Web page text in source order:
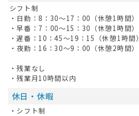
シフト制
・日勤：8：30～17：00（休憩1時間）
・早番：7：00～15：30（休憩1時間）
・遅番：10：45～19：15（休憩1時間）
・夜勤：16：30～9：00（休憩2時間）
・残業なし
・残業月10時間以内
休日・休暇
・シフト制